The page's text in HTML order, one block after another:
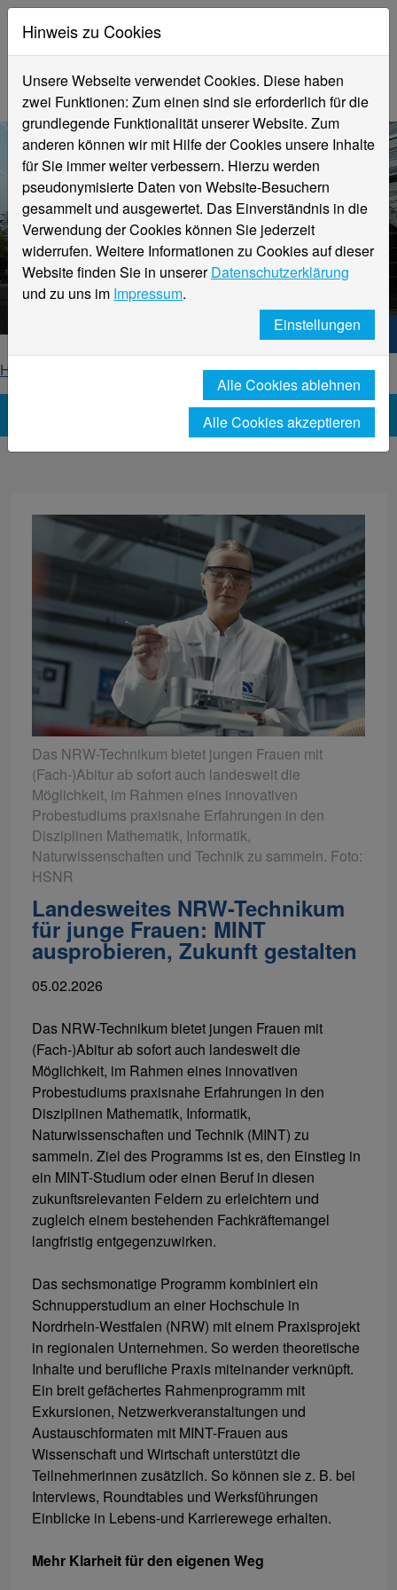
Aktuelle Meldungen
Hochschule Niederrhein
Hochschule Niederrhein. Dein Weg.
Home
News-Detailseite
Das NRW-Technikum bietet jungen Frauen mit
(Fach-)Abitur ab sofort auch landesweit die
Möglichkeit, im Rahmen eines innovativen
Probestudiums praxisnahe Erfahrungen in den
Disziplinen Mathematik, Informatik,
Naturwissenschaften und Technik zu sammeln. Foto:
HSNR
Landesweites NRW-Technikum
für junge Frauen: MINT
ausprobieren, Zukunft gestalten
05.02.2026
Das NRW-Technikum bietet jungen Frauen mit
(Fach-)Abitur ab sofort auch landesweit die
Möglichkeit, im Rahmen eines innovativen
Probestudiums praxisnahe Erfahrungen in den
Disziplinen Mathematik, Informatik,
Naturwissenschaften und Technik (MINT) zu
sammeln. Ziel des Programms ist es, den Einstieg in
ein MINT-Studium oder einen Beruf in diesen
zukunftsrelevanten Feldern zu erleichtern und
zugleich einem bestehenden Fachkräftemangel
langfristig entgegenzuwirken.
Das sechsmonatige Programm kombiniert ein
Schnupperstudium an einer Hochschule in
Nordrhein-Westfalen (NRW) mit einem Praxisprojekt
in regionalen Unternehmen. So werden theoretische
Inhalte und berufliche Praxis miteinander verknüpft.
Ein breit gefächertes Rahmenprogramm mit
Exkursionen, Netzwerkveranstaltungen und
Austauschformaten mit MINT-Frauen aus
Wissenschaft und Wirtschaft unterstützt die
Teilnehmerinnen zusätzlich. So können sie z. B. bei
Interviews, Roundtables und Werksführungen
Einblicke in Lebens-und Karrierewege erhalten.
Mehr Klarheit für den eigenen Weg
Hinweis zu Cookies
Unsere Webseite verwendet Cookies. Diese haben
zwei Funktionen: Zum einen sind sie erforderlich für die
grundlegende Funktionalität unserer Website. Zum
anderen können wir mit Hilfe der Cookies unsere Inhalte
für Sie immer weiter verbessern. Hierzu werden
pseudonymisierte Daten von Website-Besuchern
gesammelt und ausgewertet. Das Einverständnis in die
Verwendung der Cookies können Sie jederzeit
widerrufen. Weitere Informationen zu Cookies auf dieser
Website finden Sie in unsererDatenschutzerklärung
und zu uns im Impressum.
Einstellungen
Alle Cookies ablehnen
Alle Cookies akzeptieren